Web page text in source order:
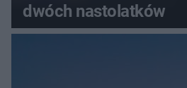
dwóch nastolatków